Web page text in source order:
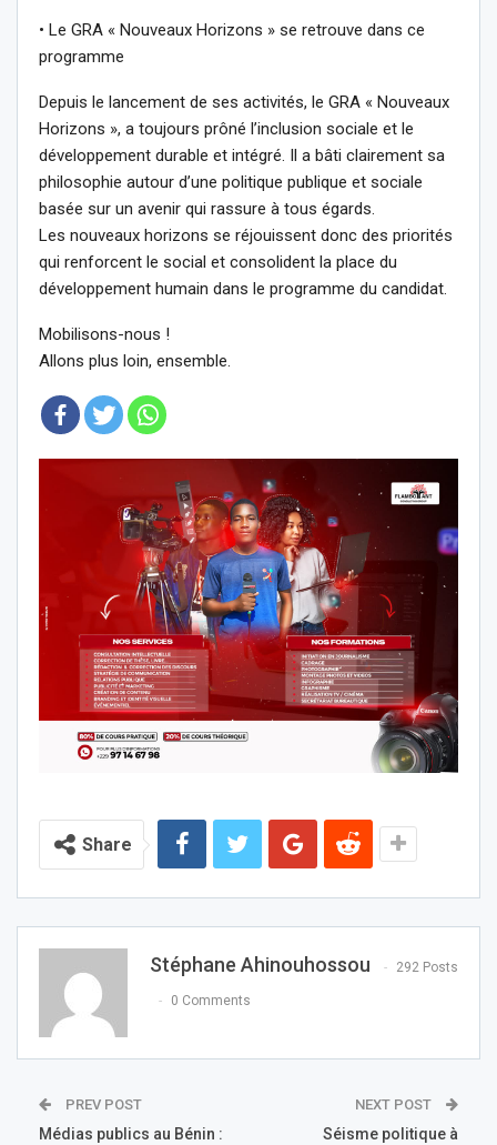
• Le GRA « Nouveaux Horizons » se retrouve dans ce
programme
Depuis le lancement de ses activités, le GRA « Nouveaux
Horizons », a toujours prôné l’inclusion sociale et le
développement durable et intégré. Il a bâti clairement sa
philosophie autour d’une politique publique et sociale
basée sur un avenir qui rassure à tous égards.
Les nouveaux horizons se réjouissent donc des priorités
qui renforcent le social et consolident la place du
développement humain dans le programme du candidat.
Mobilisons-nous !
Allons plus loin, ensemble.
Share
Stéphane Ahinouhossou 292 Posts
0 Comments
PREV POST
Médias publics au Bénin :
NEXT POST
Séisme politique à